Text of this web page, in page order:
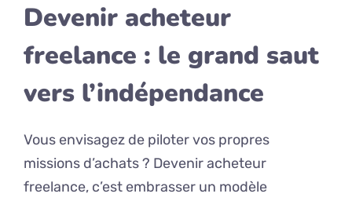
Devenir acheteur
freelance : le grand saut
vers l’indépendance
Vous envisagez de piloter vos propres
missions d’achats ? Devenir acheteur
freelance, c’est embrasser un modèle